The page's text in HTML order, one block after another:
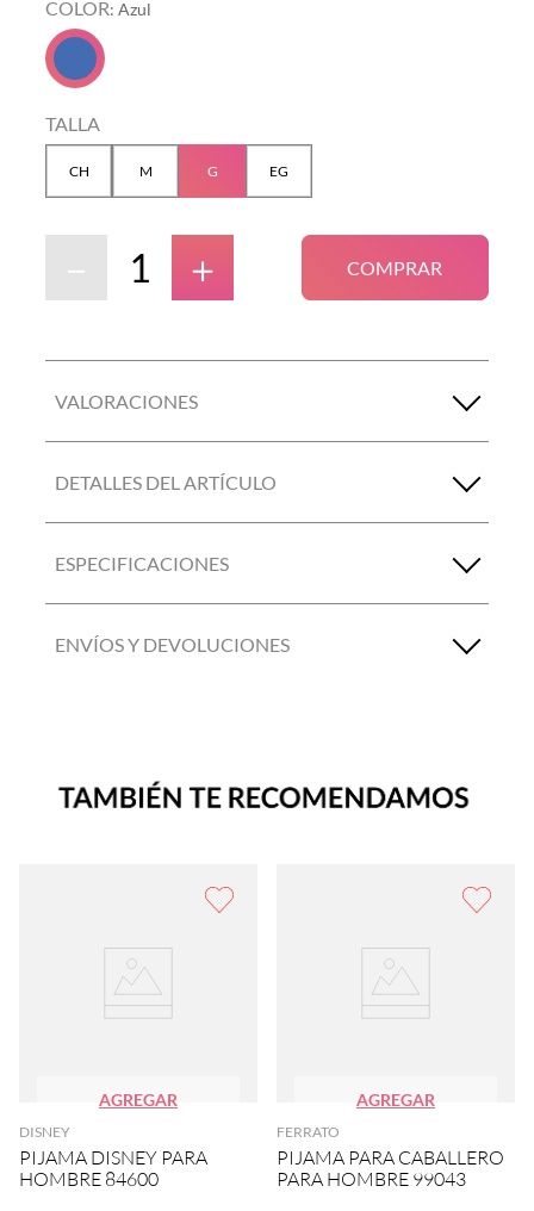
COLOR: Azul
TALLA
CH M G EG
＋
－ COMPRAR
VALORACIONES
DETALLES DEL ARTÍCULO
ESPECIFICACIONES
ENVÍOS Y DEVOLUCIONES
AGREGAR
DISNEY
PIJAMA DISNEY PARA
HOMBRE 84600
AGREGAR
FERRATO
PIJAMA PARA CABALLERO
PARA HOMBRE 99043